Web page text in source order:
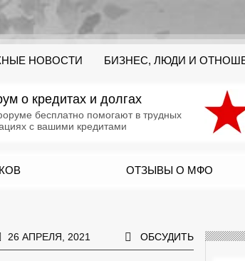
НОВОСТИ БИЗНЕС, ЛЮДИ И
о кредитах и долгах
бесплатно помогают в трудных
с вашими кредитами
ОТЗЫВЫ О МФО
26 АПРЕЛЯ, 2021 ОБСУДИТЬ